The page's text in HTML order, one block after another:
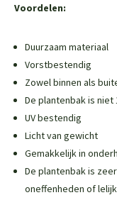
Voordelen:
Duurzaam materiaal
Vorstbestendig
Zowel binnen als
De plantenbak is
UV bestendig
Licht van gewicht
Gemakkelijk in
De plantenbak is
oneffenheden of